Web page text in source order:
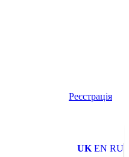
Реєстрація
UK EN RU